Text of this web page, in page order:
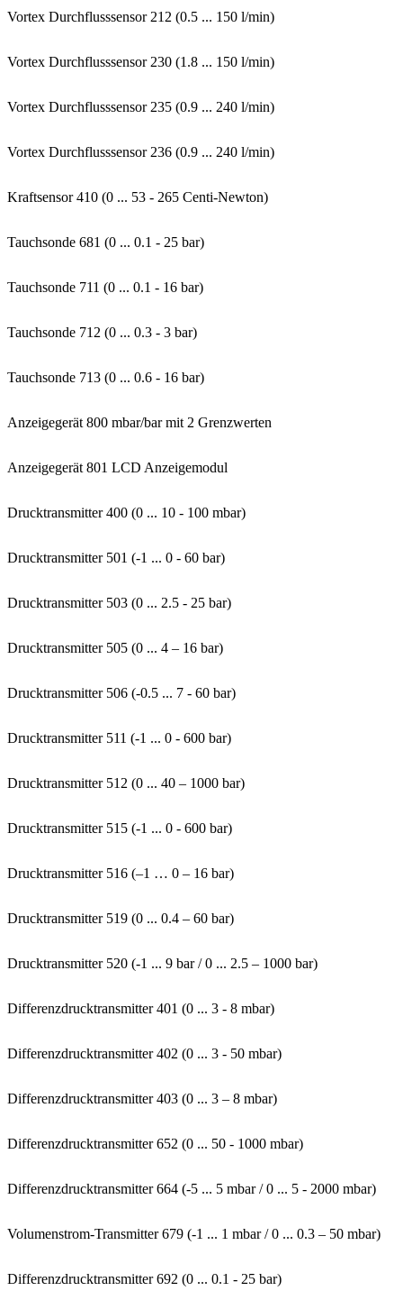
Vortex Durchflusssensor 212 (0.5 ... 150 l/min)
Vortex Durchflusssensor 230 (1.8 ... 150 l/min)
Vortex Durchflusssensor 235 (0.9 ... 240 l/min)
Vortex Durchflusssensor 236 (0.9 ... 240 l/min)
Kraftsensor 410 (0 ... 53 - 265 Centi-Newton)
Tauchsonde 681 (0 ... 0.1 - 25 bar)
Tauchsonde 711 (0 ... 0.1 - 16 bar)
Tauchsonde 712 (0 ... 0.3 - 3 bar)
Tauchsonde 713 (0 ... 0.6 - 16 bar)
Anzeigegerät 800 mbar/bar mit 2 Grenzwerten
Anzeigegerät 801 LCD Anzeigemodul
Drucktransmitter 400 (0 ... 10 - 100 mbar)
Drucktransmitter 501 (-1 ... 0 - 60 bar)
Drucktransmitter 503 (0 ... 2.5 - 25 bar)
Drucktransmitter 505 (0 ... 4 – 16 bar)
Drucktransmitter 506 (-0.5 ... 7 - 60 bar)
Drucktransmitter 511 (-1 ... 0 - 600 bar)
Drucktransmitter 512 (0 ... 40 – 1000 bar)
Drucktransmitter 515 (-1 ... 0 - 600 bar)
Drucktransmitter 516 (–1 … 0 – 16 bar)
Drucktransmitter 519 (0 ... 0.4 – 60 bar)
Drucktransmitter 520 (-1 ... 9 bar / 0 ... 2.5 – 1000 bar)
Differenzdrucktransmitter 401 (0 ... 3 - 8 mbar)
Differenzdrucktransmitter 402 (0 ... 3 - 50 mbar)
Differenzdrucktransmitter 403 (0 ... 3 – 8 mbar)
Differenzdrucktransmitter 652 (0 ... 50 - 1000 mbar)
Differenzdrucktransmitter 664 (-5 ... 5 mbar / 0 ... 5 - 2000 mbar)
Volumenstrom-Transmitter 679 (-1 ... 1 mbar / 0 ... 0.3 – 50 mbar)
Differenzdrucktransmitter 692 (0 ... 0.1 - 25 bar)